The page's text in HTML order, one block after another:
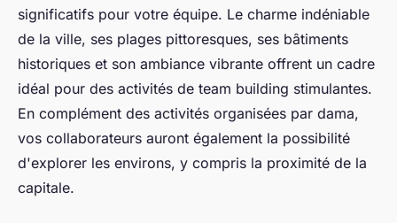
significatifs pour votre équipe. Le charme indéniable
de la ville, ses plages pittoresques, ses bâtiments
historiques et son ambiance vibrante offrent un cadre
idéal pour des activités de team building stimulantes.
En complément des activités organisées par dama,
vos collaborateurs auront également la possibilité
d'explorer les environs, y compris la proximité de la
capitale.